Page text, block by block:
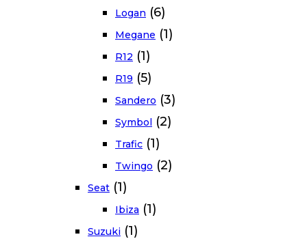
Logan (6)
Megane (1)
R12 (1)
R19 (5)
Sandero (3)
Symbol (2)
Trafic (1)
Twingo (2)
Seat (1)
Ibiza (1)
Suzuki (1)